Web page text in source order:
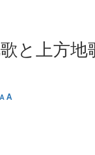
と上方地
A A